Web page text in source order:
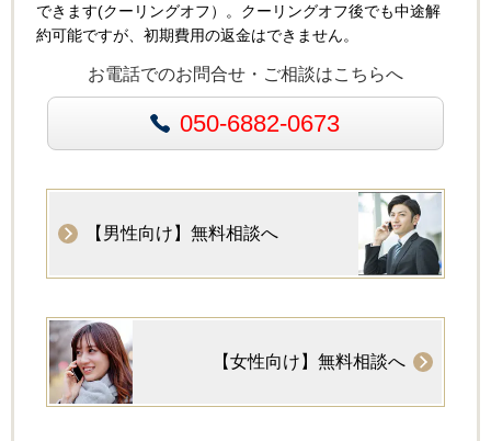
できます(クーリングオフ）。クーリングオフ後でも中途解
約可能ですが、初期費用の返金はできません。
お電話でのお問合せ・ご相談はこちらへ
050-6882-0673
【男性向け】無料相談へ
【女性向け】無料相談へ